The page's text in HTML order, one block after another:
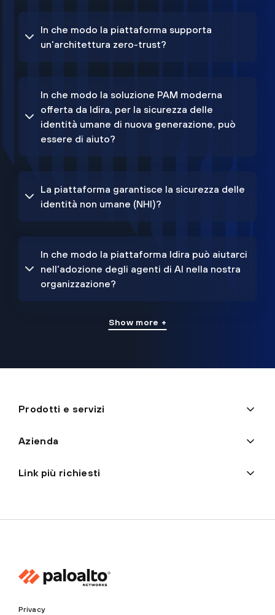
In che modo la piattaforma supporta
un'architettura zero-trust?
In che modo la soluzione PAM moderna
offerta da Idira, per la sicurezza delle
identità umane di nuova generazione, può
essere di aiuto?
La piattaforma garantisce la sicurezza delle
identità non umane (NHI)?
In che modo la piattaforma Idira può aiutarci
nell'adozione degli agenti di AI nella nostra
organizzazione?
Show more +
Prodotti e servizi
Azienda
Link più richiesti
Privacy